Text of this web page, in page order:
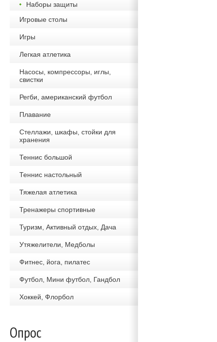
Наборы защиты
Игровые столы
Игры
Легкая атлетика
Насосы, компрессоры, иглы,
свистки
Регби, американский футбол
Плавание
Стеллажи, шкафы, стойки для
хранения
Теннис большой
Теннис настольный
Тяжелая атлетика
Тренажеры спортивные
Туризм, Активный отдых, Дача
Утяжелители, Медболы
Фитнес, йога, пилатес
Футбол, Мини футбол, Гандбол
Хоккей, Флорбол
Опрос